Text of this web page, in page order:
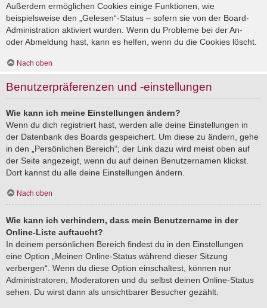
Außerdem ermöglichen Cookies einige Funktionen, wie
beispielsweise den „Gelesen“-Status – sofern sie von der Board-
Administration aktiviert wurden. Wenn du Probleme bei der An-
oder Abmeldung hast, kann es helfen, wenn du die Cookies löscht.
Nach oben
Benutzerpräferenzen und -einstellungen
Wie kann ich meine Einstellungen ändern?
Wenn du dich registriert hast, werden alle deine Einstellungen in
der Datenbank des Boards gespeichert. Um diese zu ändern, gehe
in den „Persönlichen Bereich“; der Link dazu wird meist oben auf
der Seite angezeigt, wenn du auf deinen Benutzernamen klickst.
Dort kannst du alle deine Einstellungen ändern.
Nach oben
Wie kann ich verhindern, dass mein Benutzername in der
Online-Liste auftaucht?
In deinem persönlichen Bereich findest du in den Einstellungen
eine Option „Meinen Online-Status während dieser Sitzung
verbergen“. Wenn du diese Option einschaltest, können nur
Administratoren, Moderatoren und du selbst deinen Online-Status
sehen. Du wirst dann als unsichtbarer Besucher gezählt.